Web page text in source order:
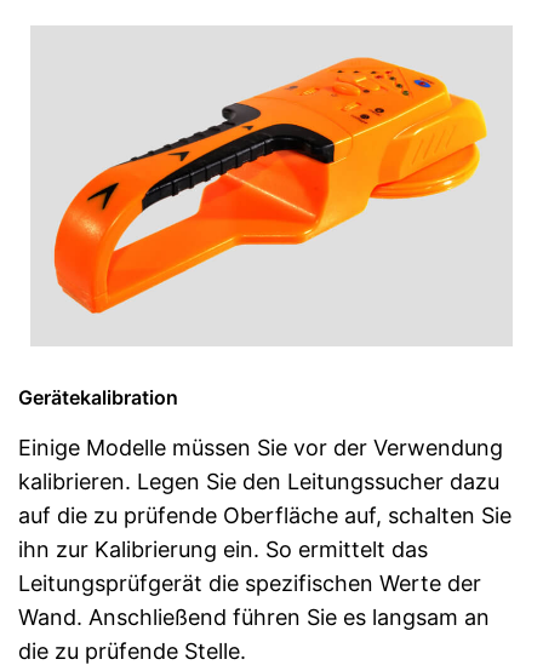
Gerätekalibration
Einige Modelle müssen Sie vor der Verwendung
kalibrieren. Legen Sie den Leitungssucher dazu
auf die zu prüfende Oberfläche auf, schalten Sie
ihn zur Kalibrierung ein. So ermittelt das
Leitungsprüfgerät die spezifischen Werte der
Wand. Anschließend führen Sie es langsam an
die zu prüfende Stelle.